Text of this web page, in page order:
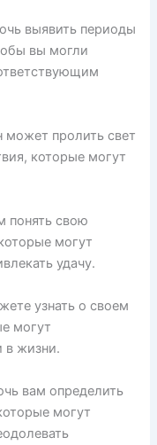
выявить периоды
вы могли
может пролить свет
которые могут
понять свою
могут
удачу.
узнать о своем
могут
в жизни.
вам определить
могут